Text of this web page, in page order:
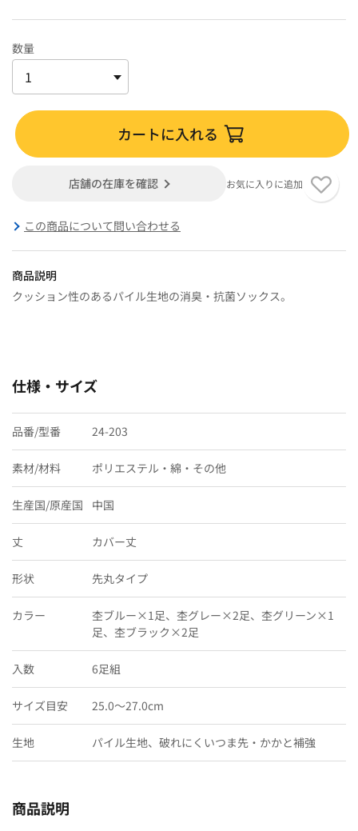
数量
カートに入れる
店舗の在庫を確認 お気に入りに追加
この商品について問い合わせる
商品説明
クッション性のあるパイル生地の消臭・抗菌ソックス。
仕様・サイズ
品番/型番 24-203
素材/材料 ポリエステル・綿・その他
生産国/原産国 中国
丈 カバー丈
形状 先丸タイプ
カラー
杢ブルー×1足、杢グレー×2足、杢グリーン×1
足、杢ブラック×2足
入数 6足組
サイズ目安 25.0〜27.0cm
生地 パイル生地、破れにくいつま先・かかと補強
商品説明